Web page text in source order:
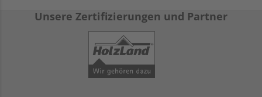
Unsere Zertifizierungen und Partner